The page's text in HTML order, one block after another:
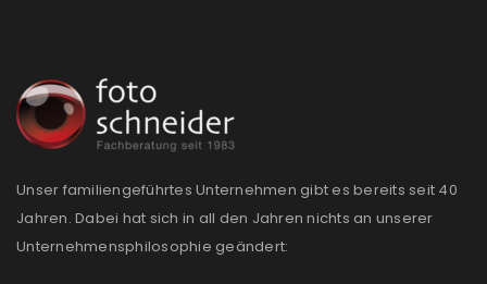
Unser familiengeführtes Unternehmen gibt es bereits seit 40
Jahren. Dabei hat sich in all den Jahren nichts an unserer
Unternehmensphilosophie geändert: